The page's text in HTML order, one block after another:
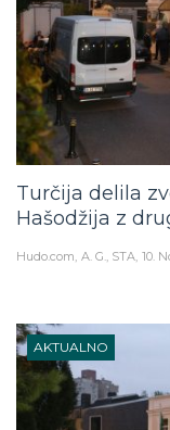
Turčija delila
Hašodžija z
Hudo.com A. G., STA 10.
AKTUALNO